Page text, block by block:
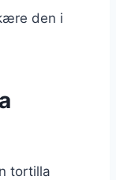
den i
tortilla